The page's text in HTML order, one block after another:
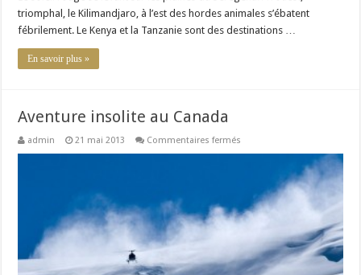
triomphal, le Kilimandjaro, à l’est des hordes animales s’ébatent
fébrilement. Le Kenya et la Tanzanie sont des destinations …
En savoir plus »
Aventure insolite au Canada
admin 21 mai 2013 Commentaires fermés